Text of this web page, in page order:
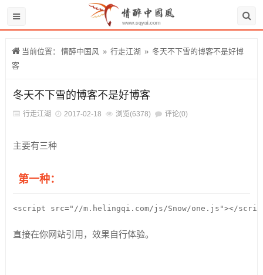
当前位置： 情醉中国风 » 行走江湖 » 冬天不下雪的博客不是好博
客
冬天不下雪的博客不是好博客
行走江湖 2017-02-18 浏览(6378) 评论(0)
主要有三种
第一种：
<script src="//m.helingqi.com/js/Snow/one.js"></
直接在你网站引用，效果自行体验。